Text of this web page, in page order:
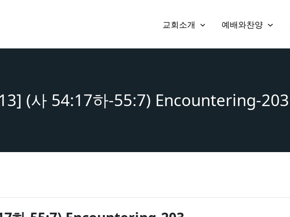
교회소개 예배와찬양
(사 54:17하-55:7) Encountering-203